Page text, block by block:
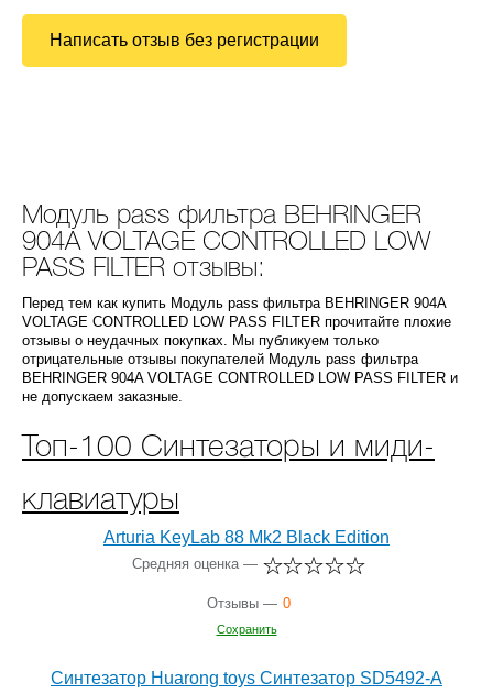
Написать отзыв без регистрации
Модуль pass фильтра BEHRINGER
904A VOLTAGE CONTROLLED LOW
PASS FILTER отзывы:
Перед тем как купить Модуль pass фильтра BEHRINGER 904A
VOLTAGE CONTROLLED LOW PASS FILTER прочитайте плохие
отзывы о неудачных покупках. Мы публикуем только
отрицательные отзывы покупателей Модуль pass фильтра
BEHRINGER 904A VOLTAGE CONTROLLED LOW PASS FILTER и
не допускаем заказные.
Топ-100 Синтезаторы и миди-
клавиатуры
Arturia KeyLab 88 Mk2 Black Edition
Средняя оценка —
Отзывы — 0
Сохранить
Синтезатор Huarong toys Синтезатор SD5492-A